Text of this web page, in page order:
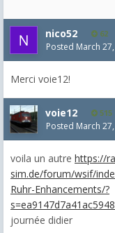
nico52 62
Posted March
Merci voie12!
voie12 515
Posted March
voila un autre https://
sim.de/forum/wsif/
Ruhr-Enhancements/?
journée didier